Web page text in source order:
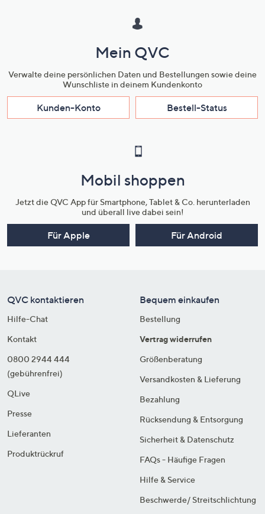
Mein QVC
Verwalte deine persönlichen Daten und Bestellungen sowie deine
Wunschliste in deinem Kundenkonto
Kunden-Konto Bestell-Status
Mobil shoppen
Jetzt die QVC App für Smartphone, Tablet & Co. herunterladen
und überall live dabei sein!
Für Apple Für Android
QVC kontaktieren
Hilfe-Chat
Kontakt
0800 2944 444
(gebührenfrei)
QLive
Presse
Lieferanten
Produktrückruf
Bequem einkaufen
Bestellung
Vertrag widerrufen
Größenberatung
Versandkosten & Lieferung
Bezahlung
Rücksendung & Entsorgung
Sicherheit & Datenschutz
FAQs - Häufige Fragen
Hilfe & Service
Beschwerde/ Streitschlichtung